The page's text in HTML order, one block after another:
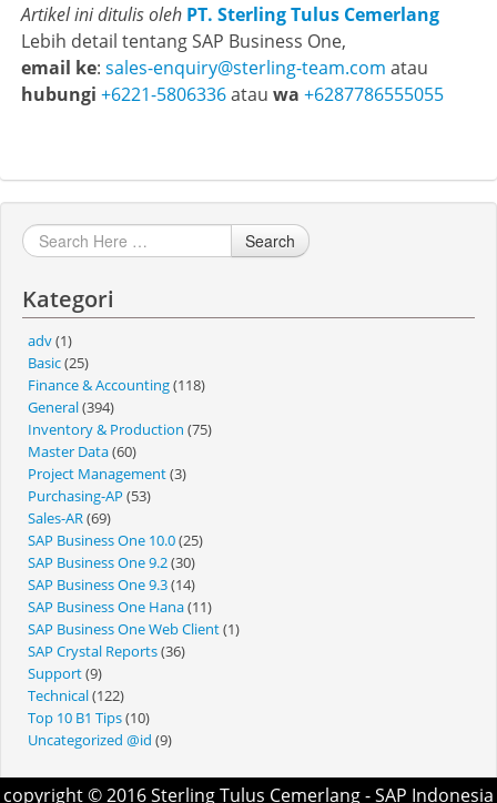
Artikel ini ditulis oleh PT. Sterling Tulus Cemerlang
Lebih detail tentang SAP Business One,
email ke: sales-enquiry@sterling-team.com atau
hubungi +6221-5806336atau wa +6287786555055
Search
Kategori
adv(1)
Basic(25)
Finance & Accounting(118)
General(394)
Inventory & Production (75)
Master Data(60)
Project Management(3)
Purchasing-AP (53)
Sales-AR(69)
SAP Business One 10.0(25)
SAP Business One 9.2(30)
SAP Business One 9.3(14)
SAP Business One Hana(11)
SAP Business One Web Client(1)
SAP Crystal Reports(36)
Support(9)
Technical(122)
Top 10 B1 Tips(10)
Uncategorized @id (9)
copyright © 2016Sterling Tulus Cemerlang- SAP Indonesia